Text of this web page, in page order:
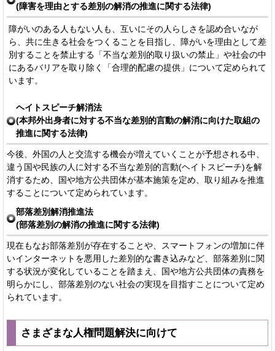
(障害を理由とする差別の解消の推進に関する法律)
障がいのある人もない人も、互いにその人らしさを認め合いなが
ら、共に生きる社会をつくることを目指し、障がいを理由として差
別することを禁止する「不当な差別的取り扱いの禁止」や社会の中
にあるバリアを取り除く「合理的配慮の提供」について定められて
います。
ヘイトスピーチ解消法
(本邦外出身者に対する不当な差別的言動の解消に向けた取組の
推進に関する法律)
今後、外国の人と交流する機会が増えていくことが予想される中、
違う国や民族の人に対する不当な差別的言動(ヘイトスピーチ)を解
消するため、国や地方公共団体が基本施策を定め、取り組みを推進
することについて定められています。
部落差別解消推進法
(部落差別の解消の推進に関する法律)
現在もなお部落差別が存在することや、スマートフォンの増加に伴
いインターネットを悪用した差別的な書き込みなど、部落差別に関
する状況が変化していることを踏まえ、国や地方公共団体の責務を
明らかにし、部落差別のない社会の実現を目指すことについて定め
られています。
さまざまな人権問題解決に向けて